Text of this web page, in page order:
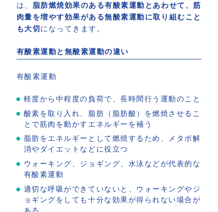
は、 脂肪燃焼効果のある有酸素運動とあわせて、筋
肉量を増やす効果がある無酸素運動に取り組むこと
も大切になってきます。
有酸素運動と無酸素運動の違い
有酸素運動
軽度から中程度の負荷で、長時間行う運動のこと
酸素を取り入れ、脂肪（脂肪酸）を燃焼させるこ
とで筋肉を動かすエネルギーを補う
脂肪をエネルギーとして燃焼するため、メタボ解
消やダイエットなどに役立つ
ウォーキング、ジョギング、水泳などが代表的な
有酸素運動
適切な呼吸ができていないと、ウォーキングやジ
ョギングをしても十分な効果が得られない場合が
ある